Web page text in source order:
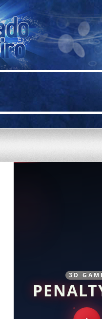
3D